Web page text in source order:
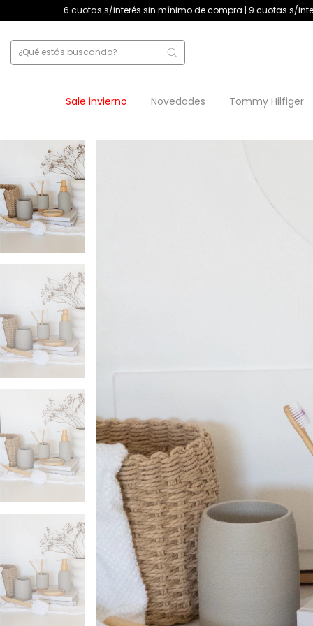
s/interés sin mínimo de compra | 9 cuotas s/interés +$180.000
Sale invierno Novedades Tommy Hilfiger